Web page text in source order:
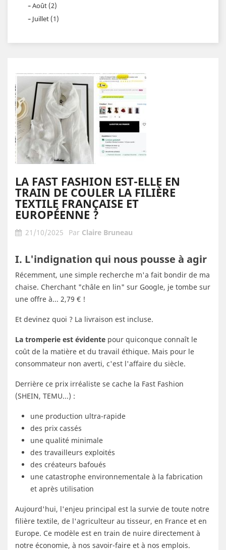
Août (2)
Juillet (1)
LA FAST FASHION EST-ELLE EN
TRAIN DE COULER LA FILIÈRE
TEXTILE FRANÇAISE ET
EUROPÉENNE ?
21/10/2025 Par Claire Bruneau
I. L'indignation qui nous pousse à agir
Récemment, une simple recherche m'a fait bondir de ma
chaise. Cherchant "châle en lin" sur Google, je tombe sur
une offre à... 2,79 € !
Et devinez quoi ? La livraison est incluse.
La tromperie est évidente pour quiconque connaît le
coût de la matière et du travail éthique. Mais pour le
consommateur non averti, c'est l'affaire du siècle.
Derrière ce prix irréaliste se cache la Fast Fashion
(SHEIN, TEMU...) :
une production ultra-rapide
des prix cassés
une qualité minimale
des travailleurs exploités
des créateurs bafoués
une catastrophe environnementale à la fabrication
et après utilisation
Aujourd'hui, l'enjeu principal est la survie de toute notre
filière textile, de l'agriculteur au tisseur, en France et en
Europe. Ce modèle est en train de nuire directement à
notre économie, à nos savoir-faire et à nos emplois.